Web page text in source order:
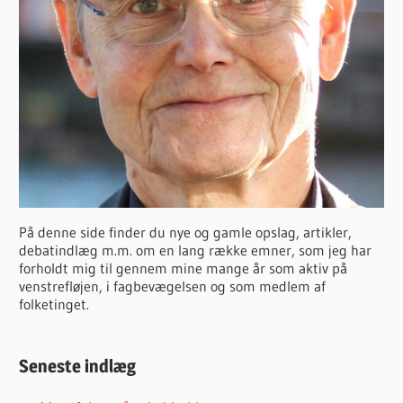
På denne side finder du nye og gamle opslag, artikler,
debatindlæg m.m. om en lang række emner, som jeg har
forholdt mig til gennem mine mange år som aktiv på
venstrefløjen, i fagbevægelsen og som medlem af
folketinget.
Seneste indlæg